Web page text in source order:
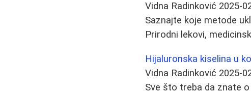
Vidna Radinković 2025-
Saznajte koje metode
Prirodni lekovi,
Hijaluronska kiselina u
Vidna Radinković 2025-
Sve što treba da znate